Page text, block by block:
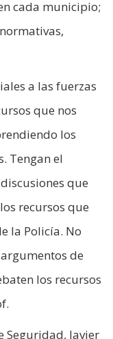
cada municipio;
a las fuerzas
que nos
los
Tengan el
que
recursos que
la Policía. No
de
los recursos
Javier